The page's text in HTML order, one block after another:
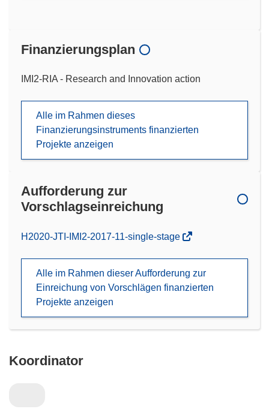
Finanzierungsplan
IMI2-RIA - Research and Innovation action
Alle im Rahmen dieses
Finanzierungsinstruments finanzierten
Projekte anzeigen
Aufforderung zur
Vorschlagseinreichung
(öffnet
Fenster)
H2020-JTI-IMI2-2017-11-single-stage
Alle im Rahmen dieser Aufforderung zur
Einreichung von Vorschlägen finanzierten
Projekte anzeigen
Koordinator